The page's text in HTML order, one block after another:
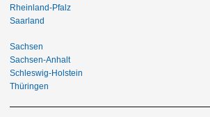
Rheinland-Pfalz
Saarland
Sachsen
Sachsen-Anhalt
Schleswig-Holstein
Thüringen